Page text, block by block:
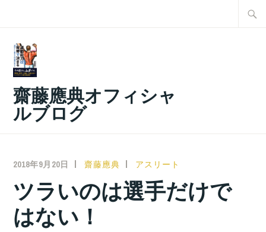
齋藤應典オフィシャ
ルブログ
2018年9月20日 齋藤應典 アスリート
ツラいのは選手だけで
はない！